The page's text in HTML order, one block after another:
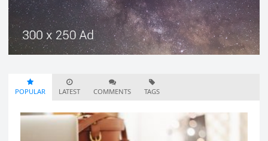
POPULAR LATEST COMMENTS TAGS